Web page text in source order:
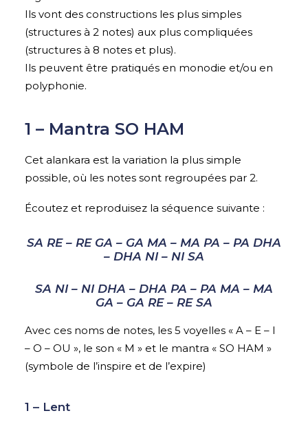
Ils vont des constructions les plus simples
(structures à 2 notes) aux plus compliquées
(structures à 8 notes et plus).
Ils peuvent être pratiqués en monodie et/ou en
polyphonie.
1 – Mantra SO HAM
Cet alankara est la variation la plus simple
possible, où les notes sont regroupées par 2.
Écoutez et reproduisez la séquence suivante :
SA RE – RE GA – GA MA – MA PA – PA DHA
– DHA NI – NI SA
SA NI – NI DHA – DHA PA – PA MA – MA
GA – GA RE – RE SA
Avec ces noms de notes, les 5 voyelles « A – E – I
– O – OU », le son « M » et le mantra « SO HAM »
(symbole de l’inspire et de l’expire)
1 – Lent